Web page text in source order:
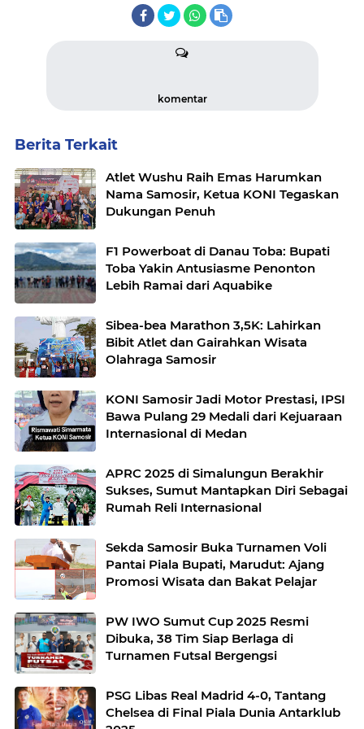
komentar
Berita Terkait
Atlet Wushu Raih Emas Harumkan
Nama Samosir, Ketua KONI Tegaskan
Dukungan Penuh
F1 Powerboat di Danau Toba: Bupati
Toba Yakin Antusiasme Penonton
Lebih Ramai dari Aquabike
Sibea-bea Marathon 3,5K: Lahirkan
Bibit Atlet dan Gairahkan Wisata
Olahraga Samosir
KONI Samosir Jadi Motor Prestasi, IPSI
Bawa Pulang 29 Medali dari Kejuaraan
Internasional di Medan
APRC 2025 di Simalungun Berakhir
Sukses, Sumut Mantapkan Diri Sebagai
Rumah Reli Internasional
Sekda Samosir Buka Turnamen Voli
Pantai Piala Bupati, Marudut: Ajang
Promosi Wisata dan Bakat Pelajar
PW IWO Sumut Cup 2025 Resmi
Dibuka, 38 Tim Siap Berlaga di
Turnamen Futsal Bergengsi
PSG Libas Real Madrid 4-0, Tantang
Chelsea di Final Piala Dunia Antarklub